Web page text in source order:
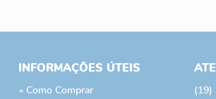
INFORMAÇÕES ÚTEIS
Como Comprar (19)